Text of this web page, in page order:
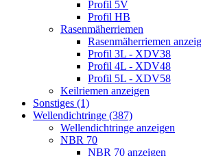
Profil 5V
Profil HB
Rasenmäherriemen
Rasenmäherriemen
Profil 3L - XDV38
Profil 4L - XDV48
Profil 5L - XDV58
Keilriemen anzeigen
Sonstiges (1)
Wellendichtringe (387)
Wellendichtringe anzeigen
NBR 70
NBR 70 anzeigen